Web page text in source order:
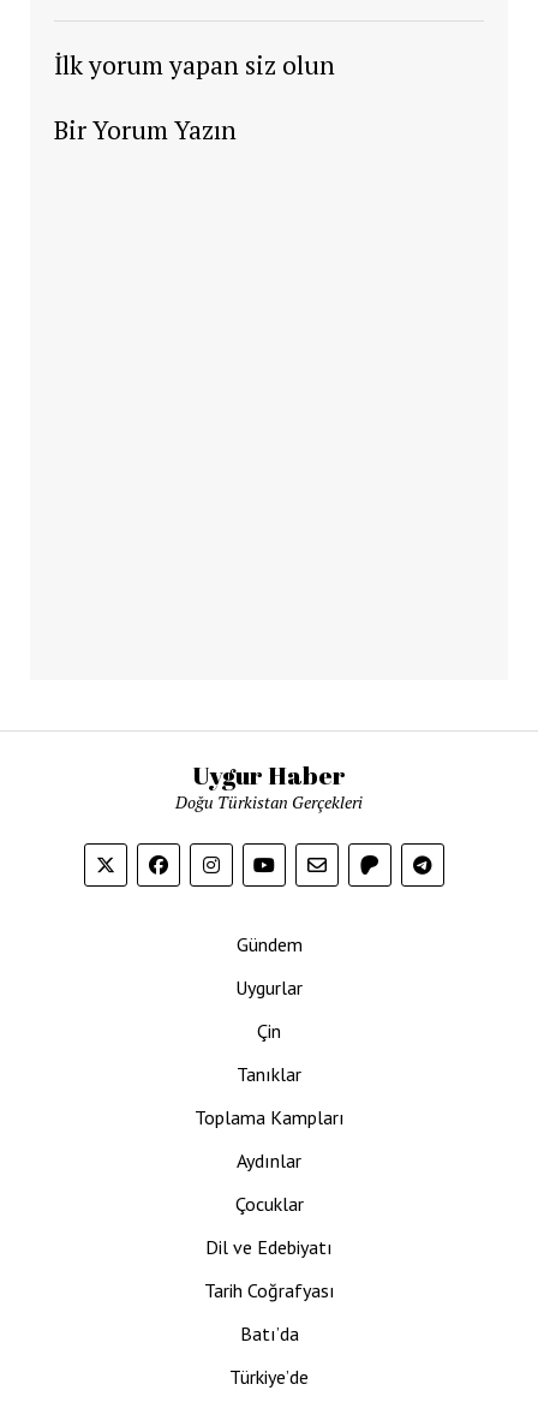
İlk yorum yapan siz olun
Bir Yorum Yazın
Uygur Haber
Doğu Türkistan Gerçekleri
Gündem
Uygurlar
Çin
Tanıklar
Toplama Kampları
Aydınlar
Çocuklar
Dil ve Edebiyatı
Tarih Coğrafyası
Batı’da
Türkiye’de